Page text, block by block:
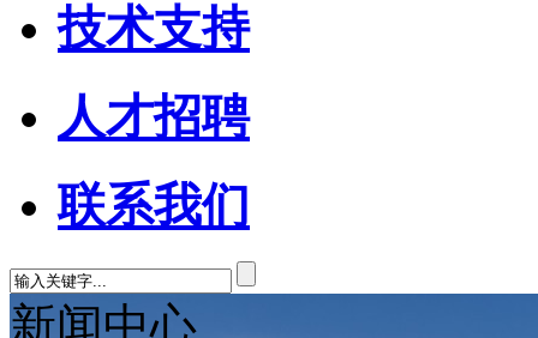
技术支持
人才招聘
联系我们
新闻中心